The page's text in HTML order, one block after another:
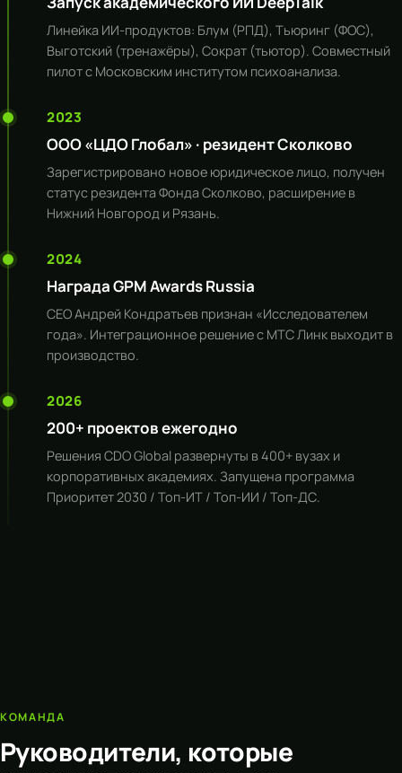
Линейка ИИ-продуктов: Блум (РПД), Тьюринг (ФОС),
Выготский (тренажёры), Сократ (тьютор). Совместный
пилот с Московским институтом психоанализа.
2023
ООО «ЦДО Глобал» · резидент Сколково
Зарегистрировано новое юридическое лицо, получен
статус резидента Фонда Сколково, расширение в
Нижний Новгород и Рязань.
2024
Награда GPM Awards Russia
CEO Андрей Кондратьев признан «Исследователем
года». Интеграционное решение с МТС Линк выходит в
производство.
2026
200+ проектов ежегодно
Решения CDO Global развернуты в 400+ вузах и
корпоративных академиях. Запущена программа
Приоритет 2030 / Топ-ИТ / Топ-ИИ / Топ-ДС.
КОМАНДА
Руководители, которые